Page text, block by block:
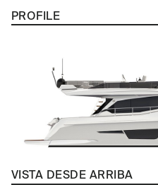
PROFILE
VISTA DESDE ARRIBA